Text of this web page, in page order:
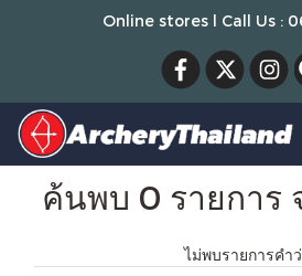
Online stores l Call Us :
ค้นพบ 0 รายการ
ไม่พบรายการคำ